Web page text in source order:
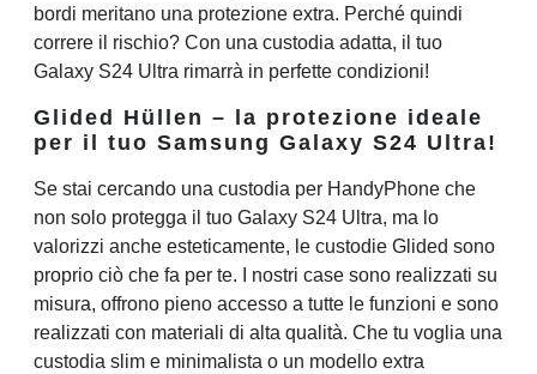
bordi meritano una protezione extra. Perché quindi
correre il rischio? Con una custodia adatta, il tuo
Galaxy S24 Ultra rimarrà in perfette condizioni!
Glided Hüllen – la protezione ideale
per il tuo Samsung Galaxy S24 Ultra!
Se stai cercando una custodia per HandyPhone che
non solo protegga il tuo Galaxy S24 Ultra, ma lo
valorizzi anche esteticamente, le custodie Glided sono
proprio ciò che fa per te. I nostri case sono realizzati su
misura, offrono pieno accesso a tutte le funzioni e sono
realizzati con materiali di alta qualità. Che tu voglia una
custodia slim e minimalista o un modello extra